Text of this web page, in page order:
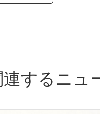
連するニュ